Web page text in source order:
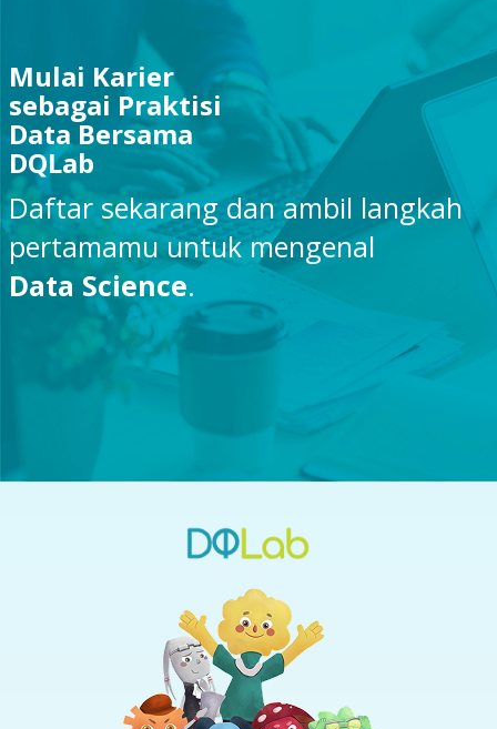
Mulai Karier
sebagai Praktisi
Data Bersama
DQLab
Daftar sekarang dan ambil langkah
pertamamu untuk mengenal
Data Science.